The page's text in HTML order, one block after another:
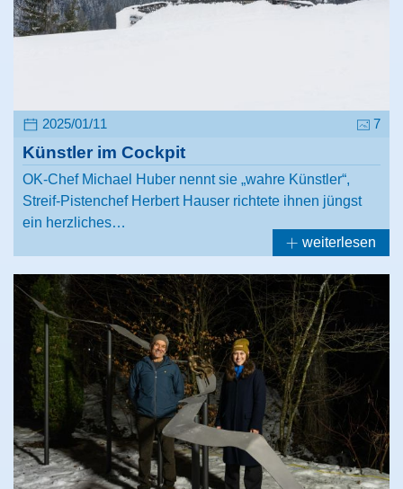
2025/01/11 7
Künstler im Cockpit
OK-Chef Michael Huber nennt sie „wahre Künstler“,
Streif-Pistenchef Herbert Hauser richtete ihnen jüngst
ein herzliches…
weiterlesen